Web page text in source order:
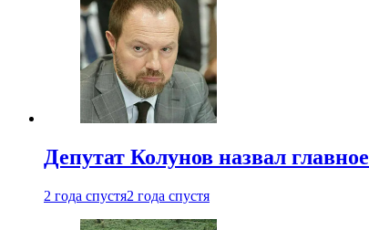
Депутат Колунов назвал
2 года спустя2 года спустя